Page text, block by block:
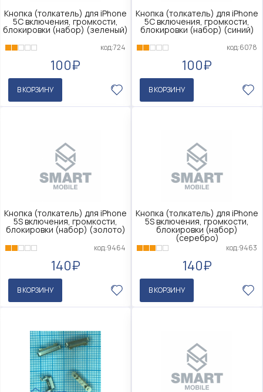
Кнопка (толкатель) для iPhone
5C включения, громкости,
блокировки (набор) (зеленый)
код:724
100₽
В КОРЗИНУ
Кнопка (толкатель) для iPhone
5C включения, громкости,
блокировки (набор) (синий)
код:6078
100₽
В КОРЗИНУ
Кнопка (толкатель) для iPhone
5S включения, громкости,
блокировки (набор) (золото)
код:9464
140₽
В КОРЗИНУ
Кнопка (толкатель) для iPhone
5S включения, громкости,
блокировки (набор)
(серебро)
код:9463
140₽
В КОРЗИНУ